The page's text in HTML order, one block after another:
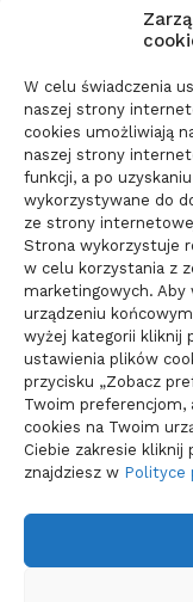
W celu świadczenia
naszej strony
cookies umożliwiają
naszej strony
funkcji, a po
wykorzystywane do
ze strony
Strona wykorzystuje
w celu korzystania z
marketingowych. Aby
urządzeniu
wyżej kategorii kliknij
ustawienia plików
przycisku „Zobacz
Twoim preferencjom,
cookies na Twoim
Ciebie zakresie kliknij
znajdziesz w Polityce